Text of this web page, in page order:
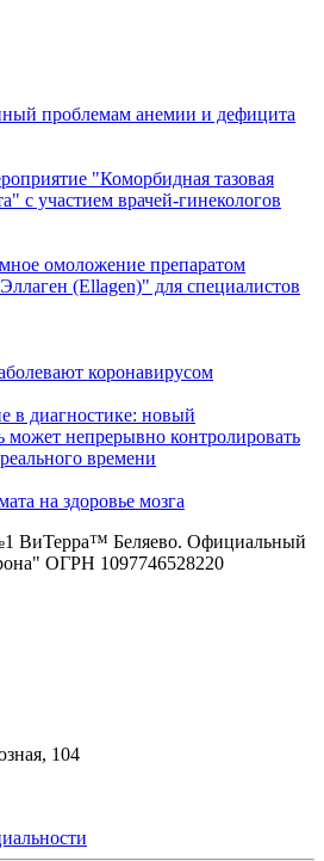
проблемам анемии и дефицита
"Коморбидная тазовая
с участием врачей-гинекологов
омоложение препаратом
(Ellagen)" для специалистов
коронавирусом
в диагностике: новый
может непрерывно контролировать
времени
на здоровье мозга
ВиТерра™ Беляево. Официальный
ОГРН 1097746528220
104